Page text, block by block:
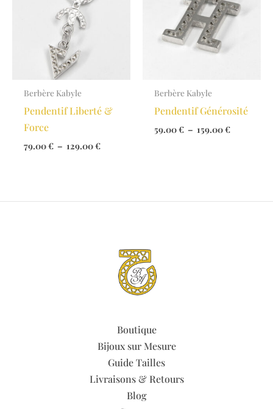
Berbère Kabyle
Pendentif Liberté &
Force
79.00€ – 129.00€Plage
129.00 €
Berbère Kabyle
Pendentif Générosité
59.00€ – 159.00€Plage
Boutique
Bijoux sur Mesure
Guide Tailles
Livraisons & Retours
Blog